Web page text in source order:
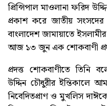
প্রিন্সিপাল মাওলানা ফরিদ
প্রকাশ করে জাতীয় সংসদের
বাংলাদেশ জামায়াতে
আজ ১৩ জুন এক শোকবাণী
প্রদত্ত শোকবাণীতে তিনি
উদ্দিন চৌধুরীর ইন্তিকালে
নিবেদিতপ্রাণ ও মুখলিস